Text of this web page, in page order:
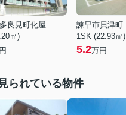
良見町化屋
㎡)
諫早市貝津町
1SK (22.93㎡)
5.2万円
られている物件